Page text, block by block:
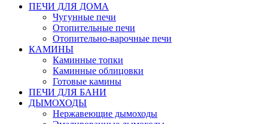
ПЕЧИ ДЛЯ ДОМА
Чугунные печи
Отопительные печи
Отопительно-варочные печи
КАМИНЫ
Каминные топки
Каминные облицовки
Готовые камины
ПЕЧИ ДЛЯ БАНИ
ДЫМОХОДЫ
Нержавеющие дымоходы